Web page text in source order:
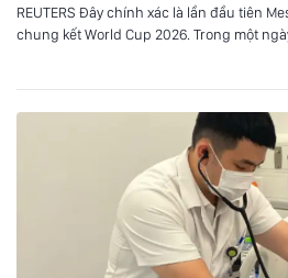
REUTERS Đây chính xác là lần đầu tiên
chung kết World Cup 2026. Trong một